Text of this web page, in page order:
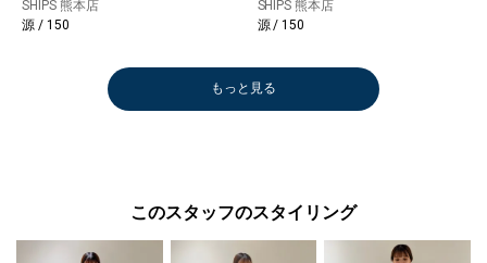
SHIPS 熊本店
源 / 150
SHIPS 熊本店
源 / 150
もっと見る
このスタッフのスタイリング